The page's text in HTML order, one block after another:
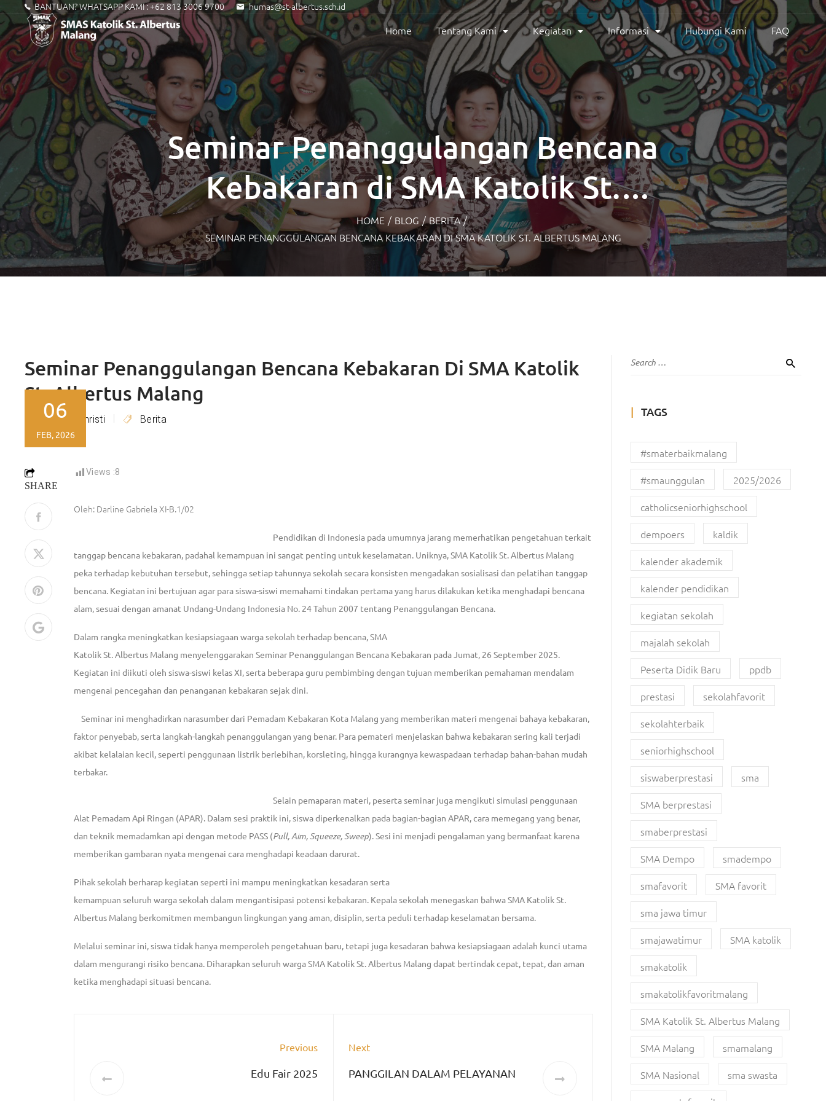
BANTUAN? WHATSAPP KAMI :+62 813 3006 9700 humas@st-albertus.sch.id
Home Tentang Kami Kegiatan Informasi Hubungi Kami FAQ
Seminar Penanggulangan Bencana
Kebakaran di SMA Katolik St.
Albertus Malang
HOME / BLOG / BERITA /
SEMINAR PENANGGULANGAN BENCANA KEBAKARAN DI SMA KATOLIK ST. ALBERTUS MALANG
Seminar Penanggulangan Bencana Kebakaran Di SMA Katolik
St. Albertus Malang
By Lydia Christi Berita
06
FEB, 2026
SHARE
Views :8
Oleh: Darline Gabriela XI-B.1/02
Pendidikan di Indonesia pada umumnya jarang memerhatikan pengetahuan terkait
tanggap bencana kebakaran, padahal kemampuan ini sangat penting untuk keselamatan. Uniknya, SMA Katolik St. Albertus Malang
peka terhadap kebutuhan tersebut, sehingga setiap tahunnya sekolah secara konsisten mengadakan sosialisasi dan pelatihan tanggap
bencana. Kegiatan ini bertujuan agar para siswa-siswi memahami tindakan pertama yang harus dilakukan ketika menghadapi bencana
alam, sesuai dengan amanat Undang-Undang Indonesia No. 24 Tahun 2007 tentang Penanggulangan Bencana.
Dalam rangka meningkatkan kesiapsiagaan warga sekolah terhadap bencana, SMA
Katolik St. Albertus Malang menyelenggarakan Seminar Penanggulangan Bencana Kebakaran pada Jumat, 26 September 2025.
Kegiatan ini diikuti oleh siswa-siswi kelas XI, serta beberapa guru pembimbing dengan tujuan memberikan pemahaman mendalam
mengenai pencegahan dan penanganan kebakaran sejak dini.
Seminar ini menghadirkan narasumber dari Pemadam Kebakaran Kota Malang yang memberikan materi mengenai bahaya kebakaran,
faktor penyebab, serta langkah-langkah penanggulangan yang benar. Para pemateri menjelaskan bahwa kebakaran sering kali terjadi
akibat kelalaian kecil, seperti penggunaan listrik berlebihan, korsleting, hingga kurangnya kewaspadaan terhadap bahan-bahan mudah
terbakar.
Selain pemaparan materi, peserta seminar juga mengikuti simulasi penggunaan
Alat Pemadam Api Ringan (APAR). Dalam sesi praktik ini, siswa diperkenalkan pada bagian-bagian APAR, cara memegang yang benar,
dan teknik memadamkan api dengan metode PASS (Pull, Aim, Squeeze, Sweep). Sesi ini menjadi pengalaman yang bermanfaat karena
memberikan gambaran nyata mengenai cara menghadapi keadaan darurat.
Pihak sekolah berharap kegiatan seperti ini mampu meningkatkan kesadaran serta
kemampuan seluruh warga sekolah dalam mengantisipasi potensi kebakaran. Kepala sekolah menegaskan bahwa SMA Katolik St.
Albertus Malang berkomitmen membangun lingkungan yang aman, disiplin, serta peduli terhadap keselamatan bersama.
Melalui seminar ini, siswa tidak hanya memperoleh pengetahuan baru, tetapi juga kesadaran bahwa kesiapsiagaan adalah kunci utama
dalam mengurangi risiko bencana. Diharapkan seluruh warga SMA Katolik St. Albertus Malang dapat bertindak cepat, tepat, dan aman
ketika menghadapi situasi bencana.
Previous
Edu Fair 2025
Next
PANGGILAN DALAM PELAYANAN
TAGS
#smaterbaikmalang
#smaunggulan
2025/2026
catholicseniorhighschool
dempoers
kaldik
kalender akademik
kalender pendidikan
kegiatan sekolah
majalah sekolah
Peserta Didik Baru
ppdb
prestasi
sekolahfavorit
sekolahterbaik
seniorhighschool
siswaberprestasi
sma
SMA berprestasi
smaberprestasi
SMA Dempo
smadempo
smafavorit
SMA favorit
sma jawa timur
smajawatimur
SMA katolik
smakatolik
smakatolikfavoritmalang
SMA Katolik St. Albertus Malang
SMA Malang
smamalang
SMA Nasional
sma swasta